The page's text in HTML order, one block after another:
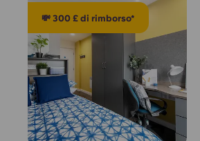
💸 300 £ di rimborso*